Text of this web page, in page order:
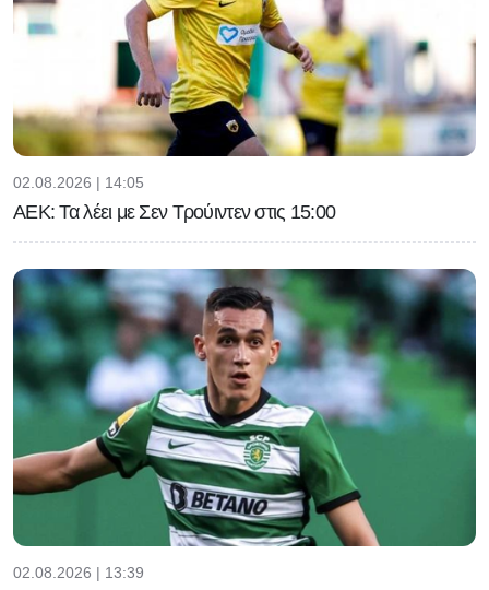
02.08.2026 | 14:05
ΑΕΚ: Τα λέει με Σεν Τρούιντεν στις 15:00
02.08.2026 | 13:39